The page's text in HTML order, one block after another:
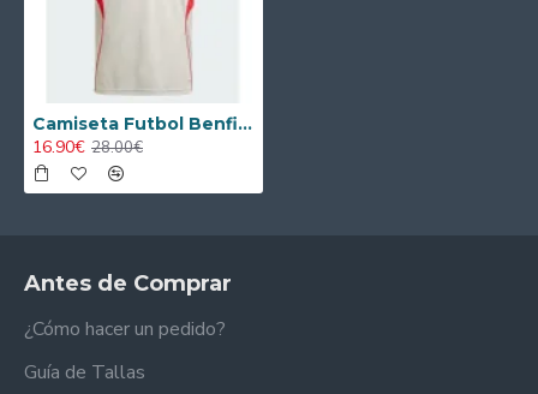
Camiseta Futbol Benfica Visitante 2025/26
16.90€ 28.00€
Antes de Comprar
¿Cómo hacer un pedido?
Guía de Tallas